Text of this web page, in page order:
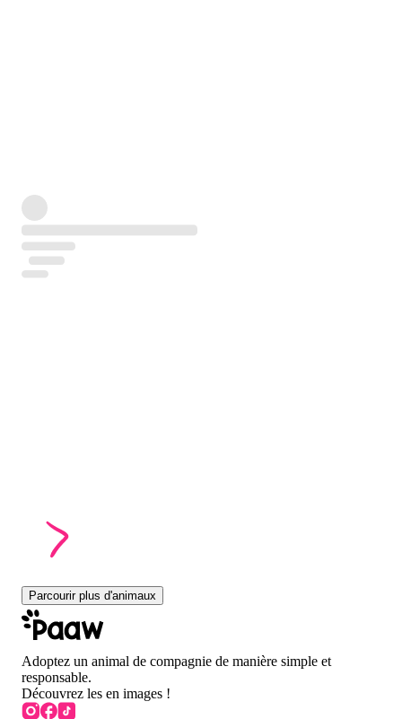
Parcourir plus d'animaux
Adoptez un animal de compagnie de manière simple et
responsable.
Découvrez les en images !